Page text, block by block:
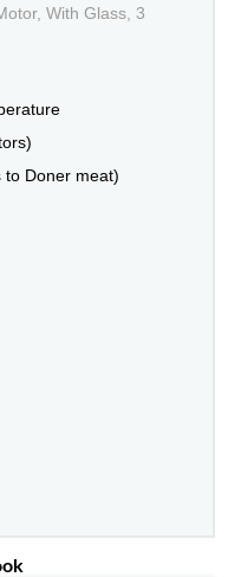
With Glass, 3
Doner meat)